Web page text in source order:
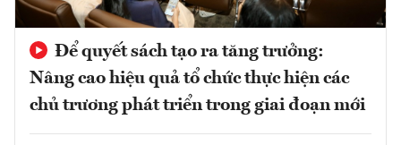
Để quyết sách tạo ra tăng trưởng:
Nâng cao hiệu quả tổ chức thực hiện các
chủ trương phát triển trong giai đoạn mới